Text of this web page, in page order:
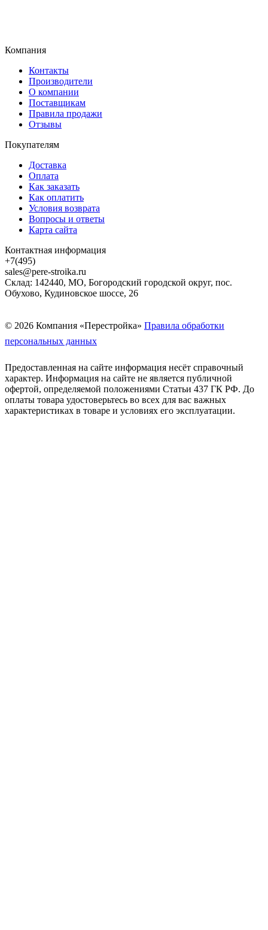
Компания
Контакты
Производители
О компании
Поставщикам
Правила продажи
Отзывы
Покупателям
Доставка
Оплата
Как заказать
Как оплатить
Условия возврата
Вопросы и ответы
Карта сайта
Контактная информация
+7(495)
sales@pere-stroika.ru
Склад: 142440, МО, Богородский городской округ, пос.
Обухово, Кудиновское шоссе, 26
© 2026 Компания «Перестройка» Правила обработки
персональных данных
Предоставленная на сайте информация несёт справочный
характер. Информация на сайте не является публичной
офертой, определяемой положениями Статьи 437 ГК РФ. До
оплаты товара удостоверьтесь во всех для вас важных
характеристиках в товаре и условиях его эксплуатации.